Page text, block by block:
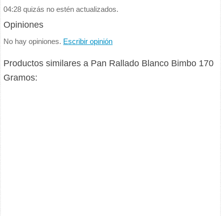
04:28 quizás no estén actualizados.
Opiniones
No hay opiniones. Escribir opinión
Productos similares a Pan Rallado Blanco Bimbo 170
Gramos: